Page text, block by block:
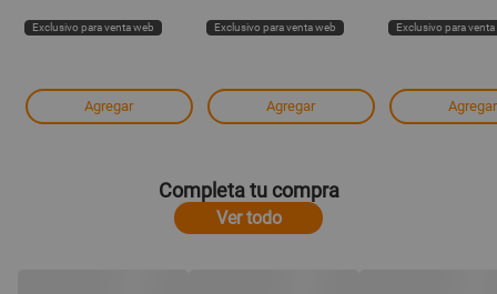
Exclusivo para venta web
Agregar
Exclusivo para venta web
Agregar
Exclusivo para
Agregar
Completa tu compra
Ver todo